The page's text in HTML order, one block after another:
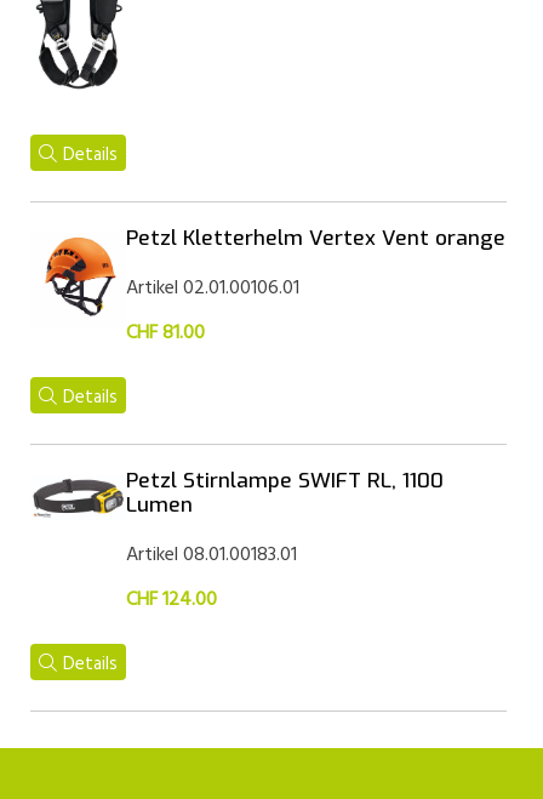
Details
Petzl Kletterhelm Vertex Vent orange
Artikel 02.01.00106.01
CHF 81.00
Details
Petzl Stirnlampe SWIFT RL, 1100
Lumen
Artikel 08.01.00183.01
CHF 124.00
Details